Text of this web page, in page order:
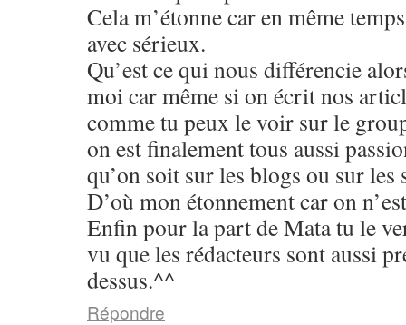
Cela m’étonne car en même
avec sérieux.
Qu’est ce qui nous différencie
moi car même si on écrit nos
comme tu peux le voir sur le
on est finalement tous aussi
qu’on soit sur les blogs ou sur les
D’où mon étonnement car on
Enfin pour la part de Mata tu le
vu que les rédacteurs sont aussi
dessus.^^
Répondre